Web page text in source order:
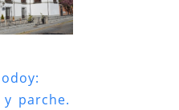
parche.